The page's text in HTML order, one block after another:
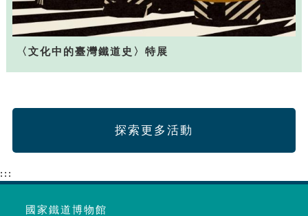
〈文化中的臺灣鐵道史〉特展
探索更多活動
:::
國家鐵道博物館